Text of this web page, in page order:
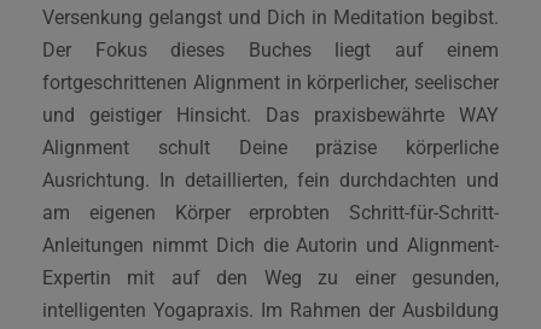
Versenkung gelangst und Dich in Meditation begibst.
Der Fokus dieses Buches liegt auf einem
fortgeschrittenen Alignment in körperlicher, seelischer
und geistiger Hinsicht. Das praxisbewährte WAY
Alignment schult Deine präzise körperliche
Ausrichtung. In detaillierten, fein durchdachten und
am eigenen Körper erprobten Schritt-für-Schritt-
Anleitungen nimmt Dich die Autorin und Alignment-
Expertin mit auf den Weg zu einer gesunden,
intelligenten Yogapraxis. Im Rahmen der Ausbildung